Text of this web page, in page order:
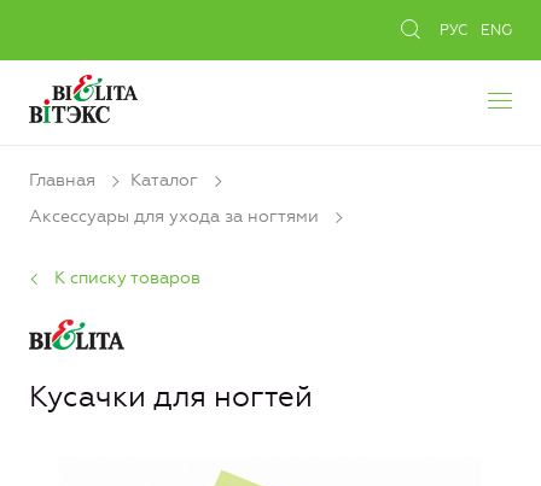
РУС ENG
Главная
Каталог
Аксессуары для ухода за ногтями
К списку товаров
Кусачки для ногтей